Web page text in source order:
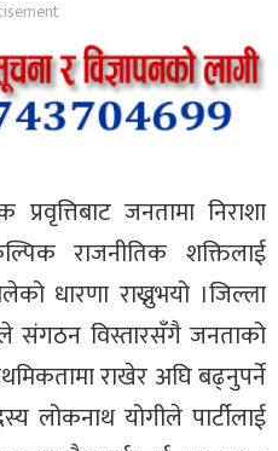
जनतामा निराशा
राजनीतिक शक्तिलाई
धारणा राख्नुभयो ।जिल्ला
संगठन विस्तारसँगै जनताको
राखेर अघि बढ्नुपर्ने
लोकनाथ योगीले पार्टीलाई